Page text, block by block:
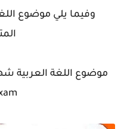
وفيما يلي موضوع